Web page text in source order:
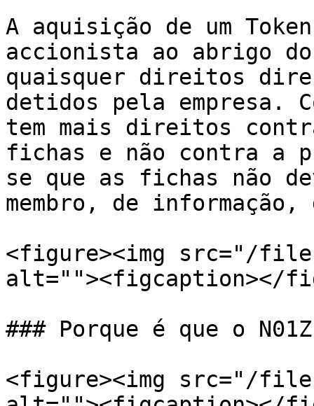
A aquisição de um
accionista ao abrigo
quaisquer direitos
detidos pela empresa.
tem mais direitos
fichas e não contra a
se que as fichas não
membro, de
<figure><img src="/files/
alt=""><figcaption></
### Porque é que o
<figure><img src="/files/